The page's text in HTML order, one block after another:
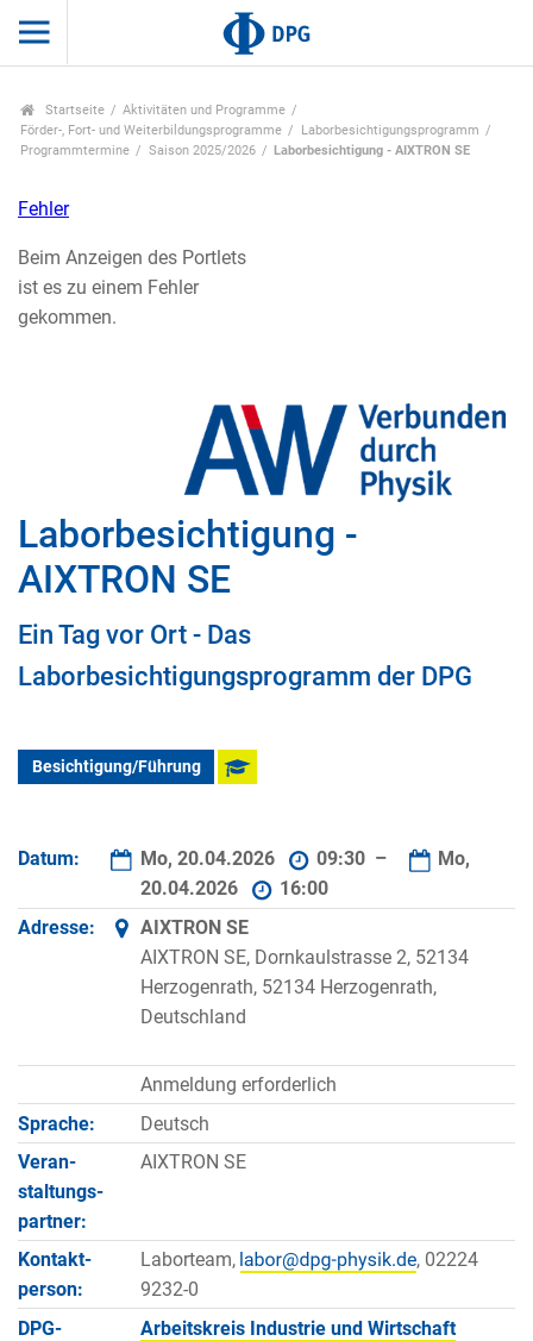
Startseite
Aktivitäten und Programme
Förder-, Fort- und Weiterbildungsprogramme
Laborbesichtigungsprogramm
Programmtermine
Saison 2025/2026 Laborbesichtigung - AIXTRON SE
Fehler
Beim Anzeigen des Portlets
ist es zu einem Fehler
gekommen.
Laborbesichtigung -
AIXTRON SE
Ein Tag vor Ort - Das
Laborbesichtigungsprogramm der DPG
Besichtigung/Führung
Datum: Mo, 20.04.2026 09:30 –
Mo,
20.04.2026
16:00
Adresse:
AIXTRON SE
AIXTRON SE, Dornkaulstrasse 2, 52134
Herzogenrath, 52134 Herzogenrath,
Deutschland
Anmeldung erforderlich
Sprache:
Deutsch
Veran­
staltungs­
partner:
AIXTRON SE
Kontakt­
person:
Laborteam,
, 02224
9232-0
DPG-
Arbeitskreis Industrie und Wirtschaft